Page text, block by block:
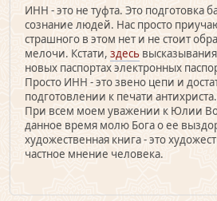
ИНН - это не туфта. Это подготовка
сознание людей. Нас просто
страшного в этом нет и не стоит
мелочи. Кстати, здесь
новых паспортах электронных
Просто ИНН - это звено цепи и
подготовлении к печати антихриста.
При всем моем уважении к Юлии
данное время молю Бога о ее
художественная книга - это
частное мнение человека.